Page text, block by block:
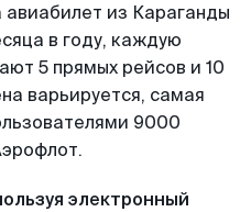
авиабилет из Караганды
в году, каждую
5 прямых рейсов и 10
варьируется, самая
9000
электронный